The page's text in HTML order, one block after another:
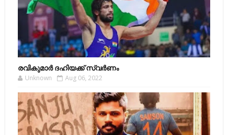
രവികുമാര്‍ ദഹിയക്ക് സ്വര്‍ണം
Unknown Aug 06, 2022